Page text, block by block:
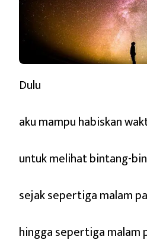
Dulu
aku mampu habiskan
untuk melihat bintang-
sejak sepertiga malam
hingga sepertiga malam